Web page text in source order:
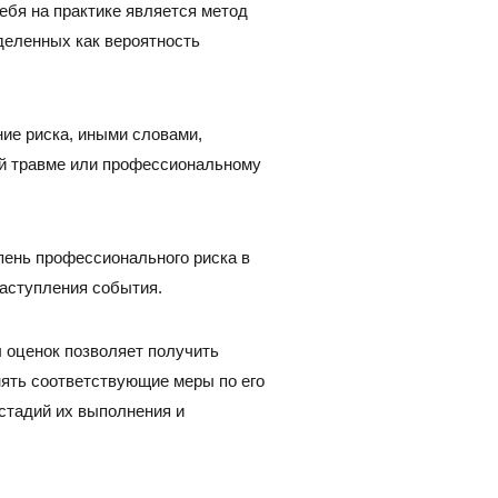
на практике является метод
как вероятность
риска, иными словами,
травме или профессиональному
профессионального риска в
события.
позволяет получить
соответствующие меры по его
их выполнения и